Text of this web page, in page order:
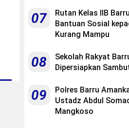
07
Rutan Kelas IIB
Bantuan Sosial
Kurang Mampu
08
Sekolah Rakyat
Dipersiapkan
09
Polres Barru
Ustadz Abdul
Mangkoso